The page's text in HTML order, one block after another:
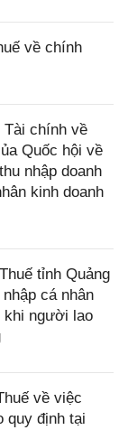
về chính
Tài chính về
Quốc hội về
nhập doanh
kinh doanh
tỉnh Quảng
cá nhân
khi người lao
về việc
quy định tại